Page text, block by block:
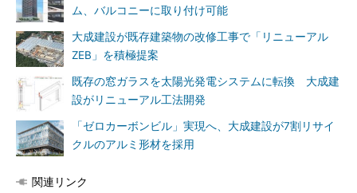
ム、バルコニーに取り付け可能
大成建設が既存建築物の改修工事で「リニューアル
ZEB」を積極提案
既存の窓ガラスを太陽光発電システムに転換 大成建
設がリニューアル工法開発
「ゼロカーボンビル」実現へ、大成建設が7割リサイ
クルのアルミ形材を採用
関連リンク